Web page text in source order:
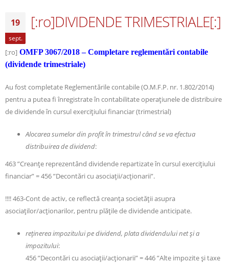
19
sept.
[:ro]DIVIDENDE TRIMESTRIALE[:]
[:ro] OMFP 3067/2018 – Completare reglementări contabile
(dividende trimestriale)
Au fost completate Reglementările contabile (O.M.F.P. nr. 1.802/2014)
pentru a putea fi înregistrate în contabilitate operaţiunele de distribuire
de dividende în cursul exerciţiului financiar (trimestrial)
Alocarea sumelor din profit în trimestrul când se va efectua
distribuirea de dividend:
463 ”Creanţe reprezentând dividende repartizate în cursul exerciţiului
financiar” = 456 ”Decontări cu asociații/acționarii”.
!!!! 463-Cont de activ, ce reflectă creanța societății asupra
asociaților/acționarilor, pentru plățile de dividende anticipate.
reținerea impozitului pe dividend, plata dividendului netși a
impozitului:
456 ”Decontări cu asociații/acționarii” = 446 ”Alte impozite și taxe